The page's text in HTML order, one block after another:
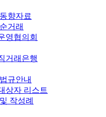
향자료
거래
영협의회
거래은행
규안내
상자 리스트
작성례